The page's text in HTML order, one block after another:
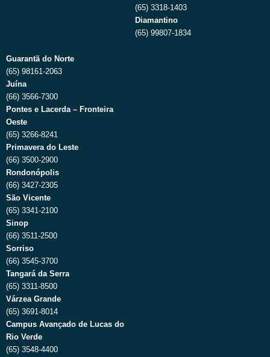
(65) 3318-1403
Diamantino
(65) 99807-1834
Guarantã do Norte
(65) 98161-2063
Juína
(66) 3566-7300
Pontes e Lacerda – Fronteira
Oeste
(65) 3266-8241
Primavera do Leste
(66) 3500-2900
Rondonópolis
(66) 3427-2305
São Vicente
(65) 3341-2100
Sinop
(66) 3511-2500
Sorriso
(66) 3545-3700
Tangará da Serra
(65) 3311-8500
Várzea Grande
(65) 3691-8014
Campus Avançado de Lucas do
Rio Verde
(65) 3548-4400